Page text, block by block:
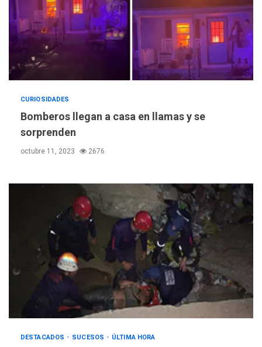
CURIOSIDADES
Bomberos llegan a casa en llamas y se
sorprenden
octubre 11, 2023 2676
DESTACADOS SUCESOS ÚLTIMA HORA
3
TITULARES
ÚLTIMA HORA
ONGs piden a CIDH
INTERNACIONALES ÚLTIMA HORA
Hiroshima 81 años de la
debacle atómica. Japón
debate principios no
nucleares
6
INTERNACIONALES
TITULARES
ÚLTIMA HORA
Trump vuelve intenta
nuevamente limitar
ciudadanía por nacimiento